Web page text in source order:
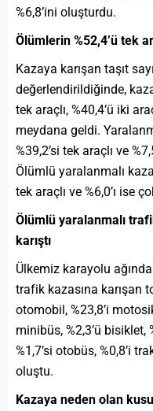
%6,8’ini oluşturdu.
Ölümlerin %52,4’ü tek
Kazaya karışan taşıt
değerlendirildiğinde,
tek araçlı, %40,4’ü iki
meydana geldi.
%39,2’si tek araçlı ve
Ölümlü yaralanmalı
tek araçlı ve %6,0’ı ise
Ölümlü yaralanmalı
karıştı
Ülkemiz karayolu
trafik kazasına karışan
otomobil, %23,8’i
minibüs, %2,3’ü bisiklet,
%1,7’si otobüs, %0,8’i
oluştu.
Kazaya neden olan